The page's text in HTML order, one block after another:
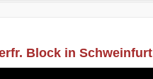
Block in Schweinfurt